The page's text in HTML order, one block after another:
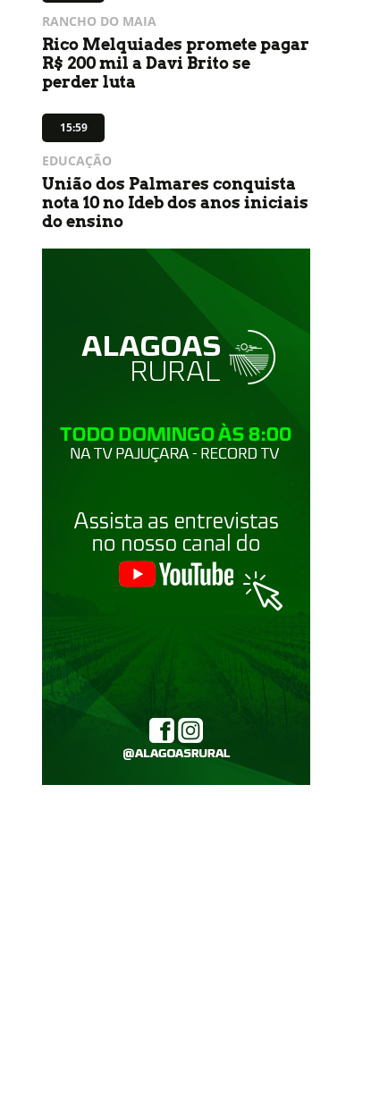
RANCHO DO MAIA
Rico Melquiades promete pagar
R$ 200 mil a Davi Brito se
perder luta
15:59
EDUCAÇÃO
União dos Palmares conquista
nota 10 no Ideb dos anos iniciais
do ensino